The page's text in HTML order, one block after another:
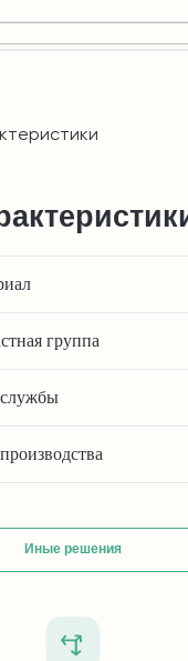
группа
Иные решения